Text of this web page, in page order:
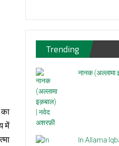
में
Trending
नानक
In Allama